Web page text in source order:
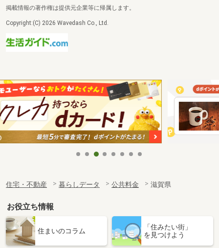
掲載情報の著作権は提供元企業等に帰属します。
Copyright:(C) 2026 Wavedash Co., Ltd.
住宅・不動産 暮らしデータ 公共料金 滋賀県
お役立ち情報
住まいのコラム
「住みたい街」
を見つけよう